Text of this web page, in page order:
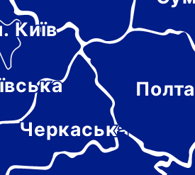
Черкаська
Київ